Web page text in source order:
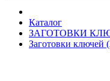
Каталог
ЗАГОТОВКИ
Заготовки ключей